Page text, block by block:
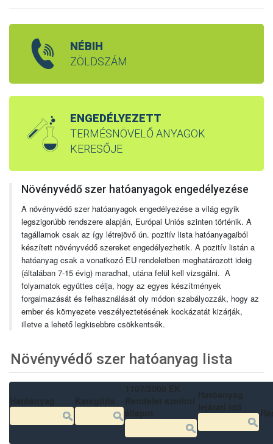
NÉBIH
ZÖLDSZÁM
ENGEDÉLYEZETT
TERMÉSNÖVELŐ ANYAGOK
KERESŐJE
Növényvédő szer hatóanyagok engedélyezése
A növényvédő szer hatóanyagok engedélyezése a világ egyik
legszigorúbb rendszere alapján, Európai Uniós szinten történik. A
tagállamok csak az így létrejövő ún. pozitív lista hatóanyagaiból
készített növényvédő szereket engedélyezhetik. A pozitív listán a
hatóanyag csak a vonatkozó EU rendeletben meghatározott ideig
(általában 7-15 évig) maradhat, utána felül kell vizsgálni. A
folyamatok együttes célja, hogy az egyes készítmények
forgalmazását és felhasználását oly módon szabályozzák, hogy az
ember és környezete veszélyeztetésének kockázatát kizárják,
illetve a lehető legkisebbre csökkentsék.
Növényvédő szer hatóanyag lista